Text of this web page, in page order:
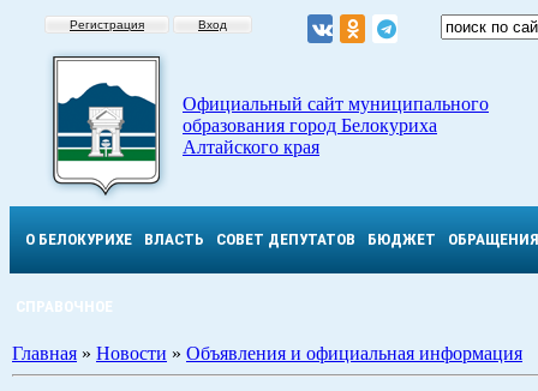
Регистрация Вход
Официальный сайт муниципального
образования город Белокуриха
Алтайского края
О БЕЛОКУРИХЕ ВЛАСТЬ СОВЕТ ДЕПУТАТОВ БЮДЖЕТ ОБРАЩЕНИЯ
СПРАВОЧНОЕ
Главная » Новости » Объявления и официальная информация